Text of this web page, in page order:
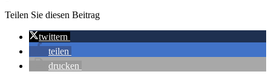
Teilen Sie diesen Beitrag
twittern
teilen
drucken